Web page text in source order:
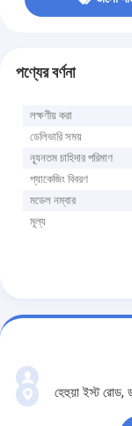
পণ্যের বর্ণনা
লক্ষণীয় করা
ডেলিভারি সময়
ন্যূনতম চাহিদার পরিমাণ
প্যাকেজিং বিবরণ
মডেল নম্বার
মূল্য
হেহুয়া ইস্ট রোড,